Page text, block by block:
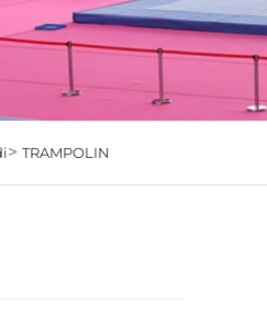
> TRAMPOLIN